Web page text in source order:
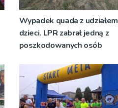
Wypadek quada z udziałem
dzieci. LPR zabrał jedną z
poszkodowanych osób